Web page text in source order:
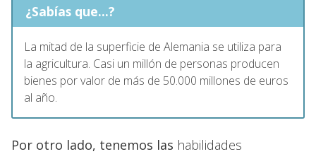
¿Sabías que...?
La mitad de la superficie de Alemania se utiliza para
la agricultura. Casi un millón de personas producen
bienes por valor de más de 50.000 millones de euros
al año.
Por otro lado, tenemos las habilidades